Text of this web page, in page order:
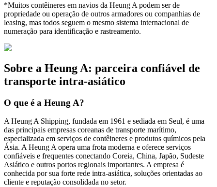
*Muitos contêineres em navios da Heung A podem ser de
propriedade ou operação de outros armadores ou companhias de
leasing, mas todos seguem o mesmo sistema internacional de
numeração para identificação e rastreamento.
Sobre a Heung A: parceira confiável de
transporte intra-asiático
O que é a Heung A?
A Heung A Shipping, fundada em 1961 e sediada em Seul, é uma
das principais empresas coreanas de transporte marítimo,
especializada em serviços de contêineres e produtos químicos pela
Ásia. A Heung A opera uma frota moderna e oferece serviços
confiáveis e frequentes conectando Coreia, China, Japão, Sudeste
Asiático e outros portos regionais importantes. A empresa é
conhecida por sua forte rede intra-asiática, soluções orientadas ao
cliente e reputação consolidada no setor.